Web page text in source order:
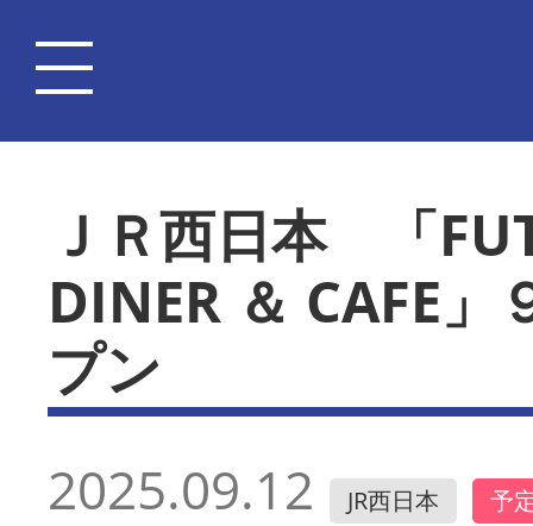
ＪＲ西日本 「
DINER ＆ CAFE
プン
2025.09.12 JR西日本 予